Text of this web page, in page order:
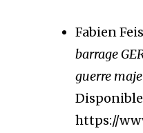
Fabien
barrage
guerre
https://